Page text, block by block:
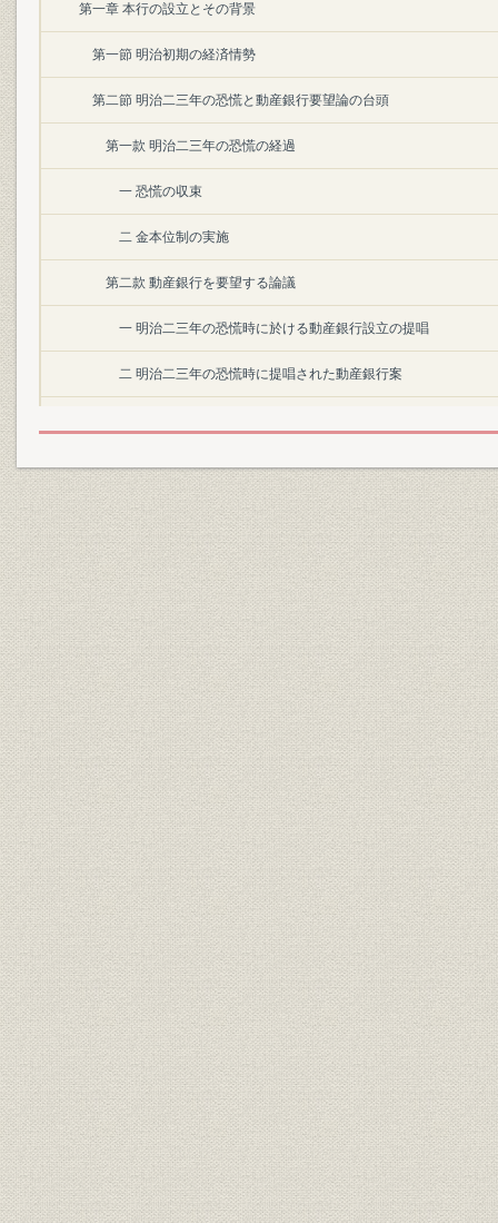
第一章 本行の設立とその背景
第一節 明治初期の経済情勢
第二節 明治二三年の恐慌と動産銀行要望論の台頭
第一款 明治二三年の恐慌の経過
一 恐慌の収束
二 金本位制の実施
第二款 動産銀行を要望する論議
一 明治二三年の恐慌時に於ける動産銀行設立の提唱
二 明治二三年の恐慌時に提唱された動産銀行案
第一款 明治三〇年代の経済情勢
一 財政
二 金融
三 産業
四 貿易
第二款 「日本興業銀行法」成立の経緯
一 日本勧業銀行の設立と工業金融
二 外資導入機関としての動産銀行の提唱(明治三〇年)
三 第一三回帝国議会に於ける動産銀行法案並びに日本興業銀
(明治三二年)
四 第一四回帝国議会に於ける日本動産銀行法案の審議と日本
第四節 本行設立の経緯
一 設立委員会の設置
二 設立委員会に於ける本行の目的に関する論議
三 株式募集並びに創立総会開催
第五節 設立前の本行法改正の動き
第二章 本行組織の概説
第一節 明治四〇年代の情勢